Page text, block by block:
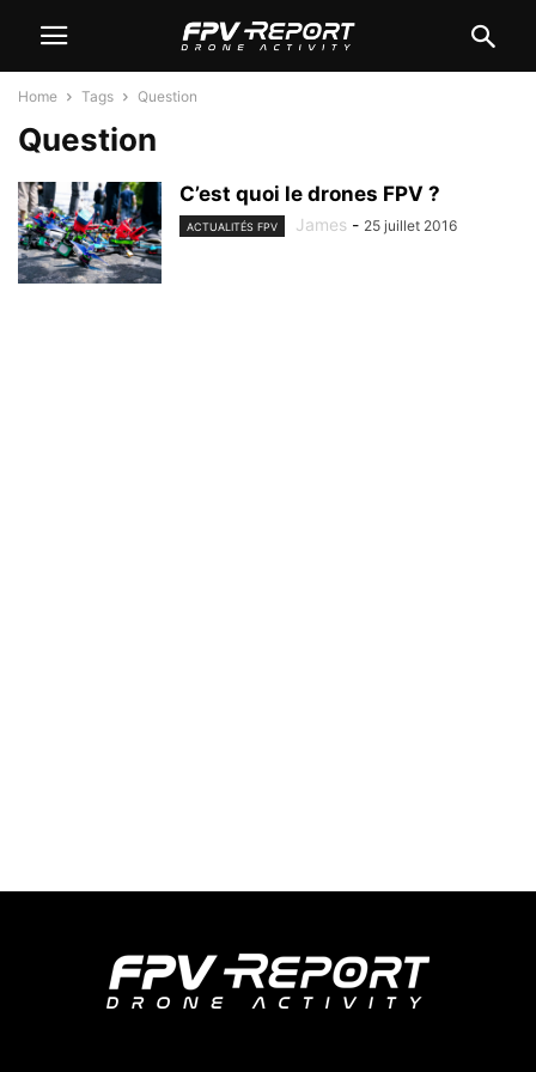
Home Tags Question
Question
C’est quoi le drones FPV ?
ACTUALITÉS FPV James - 25 juillet 2016